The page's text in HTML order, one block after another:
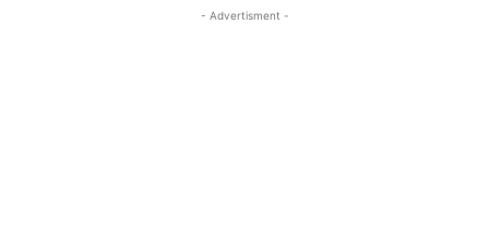
- Advertisment -